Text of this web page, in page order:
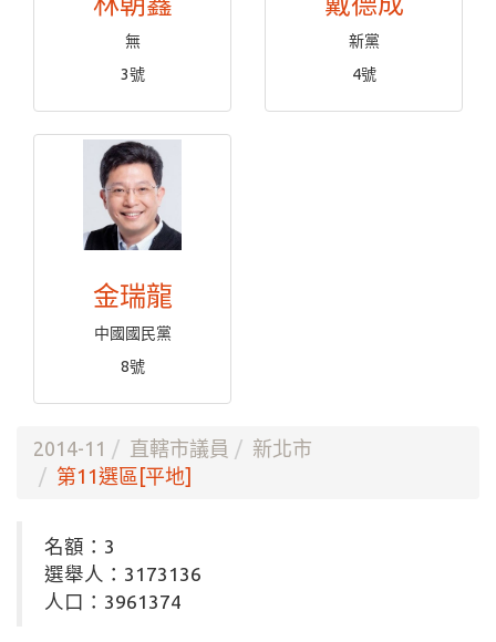
無
3號
新黨
4號
金瑞龍
中國國民黨
8號
2014-11 直轄市議員
新北市
第11選區[平地]
名額：3
選舉人：3173136
人口：3961374